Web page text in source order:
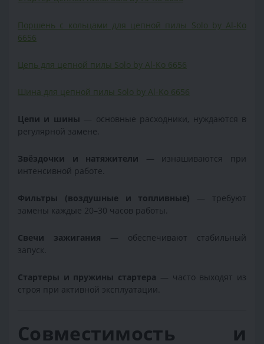
Поршень с кольцами для цепной пилы Solo by Al-Ko
6656
Цепь для цепной пилы Solo by Al-Ko 6656
Шина для цепной пилы Solo by Al-Ko 6656
Цепи и шины — основные расходники, нуждаются в
регулярной замене.
Звёздочки и натяжители — изнашиваются при
интенсивной работе.
Фильтры (воздушные и топливные) — требуют
замены каждые 20–30 часов работы.
Свечи зажигания — обеспечивают стабильный
запуск.
Стартеры и пружины стартера — часто выходят из
строя при активной эксплуатации.
Совместимость и